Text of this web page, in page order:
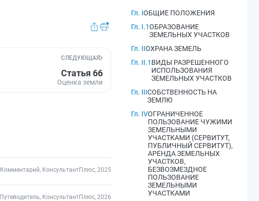
СЛЕДУЮЩАЯ
Статья 66
Оценка земли
Комментарий, КонсультантПлюс, 2025
Путеводитель, КонсультантПлюс, 2026
Гл. IОБЩИЕ ПОЛОЖЕНИЯ
Гл. I.1ОБРАЗОВАНИЕ
ЗЕМЕЛЬНЫХ УЧАСТКОВ
Гл. IIОХРАНА ЗЕМЕЛЬ
Гл. II.1ВИДЫ РАЗРЕШЕННОГО
ИСПОЛЬЗОВАНИЯ
ЗЕМЕЛЬНЫХ УЧАСТКОВ
Гл. IIIСОБСТВЕННОСТЬ НА
ЗЕМЛЮ
Гл. IVОГРАНИЧЕННОЕ
ПОЛЬЗОВАНИЕ ЧУЖИМИ
ЗЕМЕЛЬНЫМИ
УЧАСТКАМИ (СЕРВИТУТ,
ПУБЛИЧНЫЙ СЕРВИТУТ),
АРЕНДА ЗЕМЕЛЬНЫХ
УЧАСТКОВ,
БЕЗВОЗМЕЗДНОЕ
ПОЛЬЗОВАНИЕ
ЗЕМЕЛЬНЫМИ
УЧАСТКАМИ